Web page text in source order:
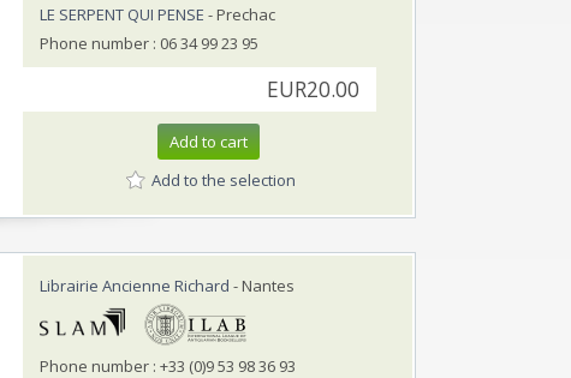
LE SERPENT QUI PENSE - Prechac
Phone number : 06 34 99 23 95
EUR20.00
Add to cart
Add to the selection
Librairie Ancienne Richard - Nantes
Phone number : +33 (0)9 53 98 36 93